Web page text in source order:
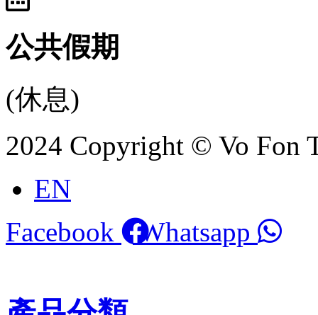
公共假期
(休息)
2024 Copyright © Vo Fon
EN
Facebook
Whatsapp